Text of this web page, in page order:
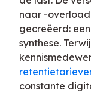
naar -
gecreëerd:
synthese.
constante